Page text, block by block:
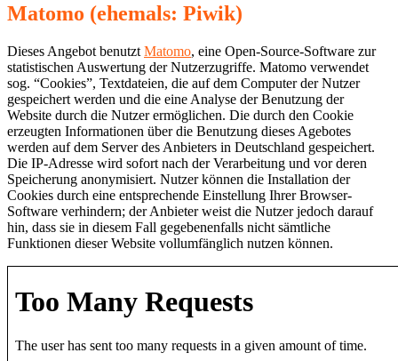
Matomo (ehemals: Piwik)
Dieses Angebot benutzt Matomo, eine Open-Source-Software zur
statistischen Auswertung der Nutzerzugriffe. Matomo verwendet
sog. “Cookies”, Textdateien, die auf dem Computer der Nutzer
gespeichert werden und die eine Analyse der Benutzung der
Website durch die Nutzer ermöglichen. Die durch den Cookie
erzeugten Informationen über die Benutzung dieses Agebotes
werden auf dem Server des Anbieters in Deutschland gespeichert.
Die IP-Adresse wird sofort nach der Verarbeitung und vor deren
Speicherung anonymisiert. Nutzer können die Installation der
Cookies durch eine entsprechende Einstellung Ihrer Browser-
Software verhindern; der Anbieter weist die Nutzer jedoch darauf
hin, dass sie in diesem Fall gegebenenfalls nicht sämtliche
Funktionen dieser Website vollumfänglich nutzen können.